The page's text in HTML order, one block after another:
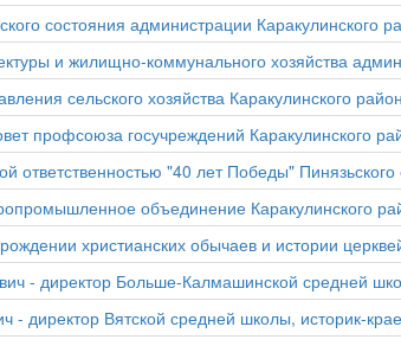
состояния администрации Каракулинского
и жилищно-коммунального хозяйства
сельского хозяйства Каракулинского
профсоюза госучреждений Каракулинского
ответственностью "40 лет Победы"
объединение Каракулинского
христианских обычаев и истории
- директор Больше-Калмашинской средней
- директор Вятской средней школы, историк-